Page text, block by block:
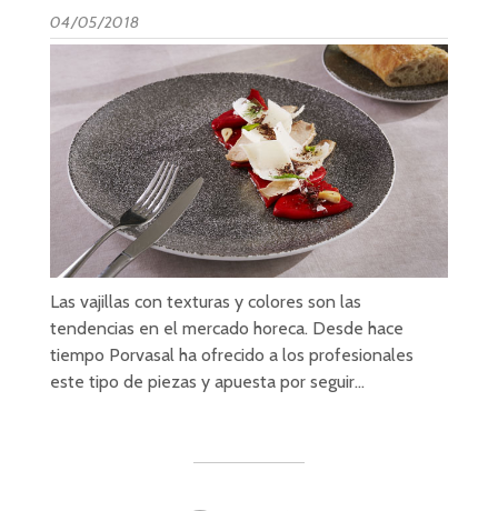
04/05/2018
Las vajillas con texturas y colores son las
tendencias en el mercado horeca. Desde hace
tiempo Porvasal ha ofrecido a los profesionales
este tipo de piezas y apuesta por seguir…